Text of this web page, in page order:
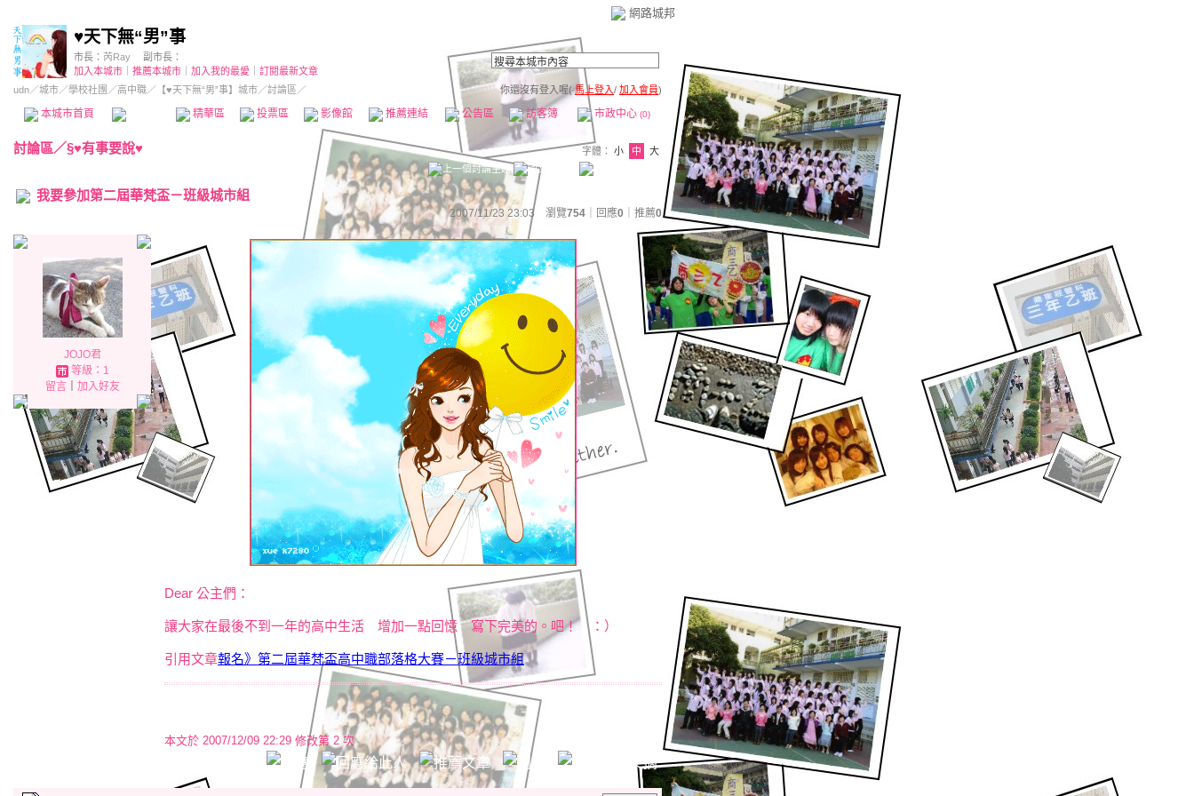
網路城邦
♥天下無“男”事
市長： 芮Ray
副市長：
加入本城市
推薦本城市 加入我的最愛
訂閱最新文章
udn／城市／學校社團 ／高中職／ 【♥天下無“男”事】城市／討論區／ 你還沒有登入喔(馬上登入/ 加入會員)
本城市首頁 精華區 投票區 影像館 推薦連結 公告區 訪客簿 市政中心 (0)
討論區／§♥有事要說♥ 字體： 小 中 大
我要參加第二屆華梵盃－班級城市組
2007/11/23 23:03 瀏覽754 ｜回應0 推薦0
JOJO君
等級：1
留言｜ 加入好友
Dear 公主們：
讓大家在最後不到一年的高中生活 增加一點回憶 寫下完美的。吧！ ：）
引用文章報名》第二屆華梵盃高中職部落格大賽－班級城市組
本文於 2007/12/09 22:29 修改第 2 次